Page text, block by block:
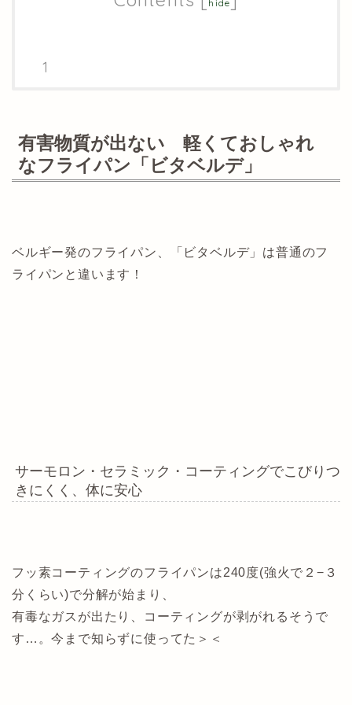
hide
有害物質が出ない 軽くておしゃれ
なフライパン「ビタベルデ」
ベルギー発のフライパン、「ビタベルデ」は普通のフ
ライパンと違います！
サーモロン・セラミック・コーティングでこびりつ
きにくく、体に安心
フッ素コーティングのフライパンは240度(強火で２−３
分くらい)で分解が始まり、
有毒なガスが出たり、コーティングが剥がれるそうで
す…。今まで知らずに使ってた＞＜